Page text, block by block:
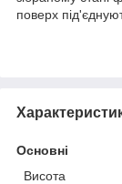
поверх
Основні
Висота